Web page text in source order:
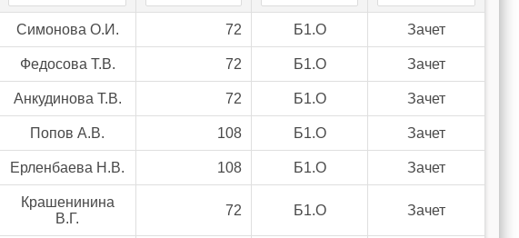
Симонова О.И. 72 Б1.О Зачет
Федосова Т.В. 72 Б1.О Зачет
Анкудинова Т.В. 72 Б1.О Зачет
Попов А.В. 108 Б1.О Зачет
Ерленбаева Н.В. 108 Б1.О Зачет
Крашенинина
В.Г.
72 Б1.О Зачет